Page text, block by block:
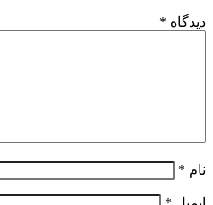
دیدگاه *
نام *